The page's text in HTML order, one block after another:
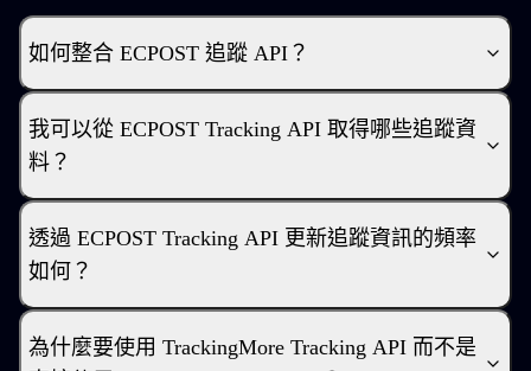
如何整合 ECPOST 追蹤 API？
我可以從 ECPOST Tracking API 取得哪些追蹤資
料？
透過 ECPOST Tracking API 更新追蹤資訊的頻率
如何？
為什麼要使用 TrackingMore Tracking API 而不是